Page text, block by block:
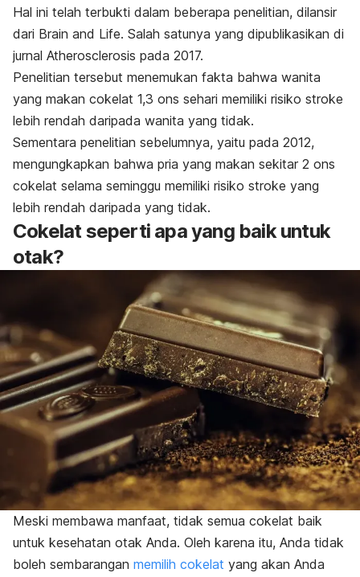
Hal ini telah terbukti dalam beberapa penelitian, dilansir
dari Brain and Life. Salah satunya yang dipublikasikan di
jurnal Atherosclerosis pada 2017.
Penelitian tersebut menemukan fakta bahwa wanita
yang makan cokelat 1,3 ons sehari memiliki risiko stroke
lebih rendah daripada wanita yang tidak.
Sementara penelitian sebelumnya, yaitu pada 2012,
mengungkapkan bahwa pria yang makan sekitar 2 ons
cokelat selama seminggu memiliki risiko stroke yang
lebih rendah daripada yang tidak.
Cokelat seperti apa yang baik untuk
otak?
Meski membawa manfaat, tidak semua cokelat baik
untuk kesehatan otak Anda. Oleh karena itu, Anda tidak
boleh sembarangan memilih cokelat yang akan Anda